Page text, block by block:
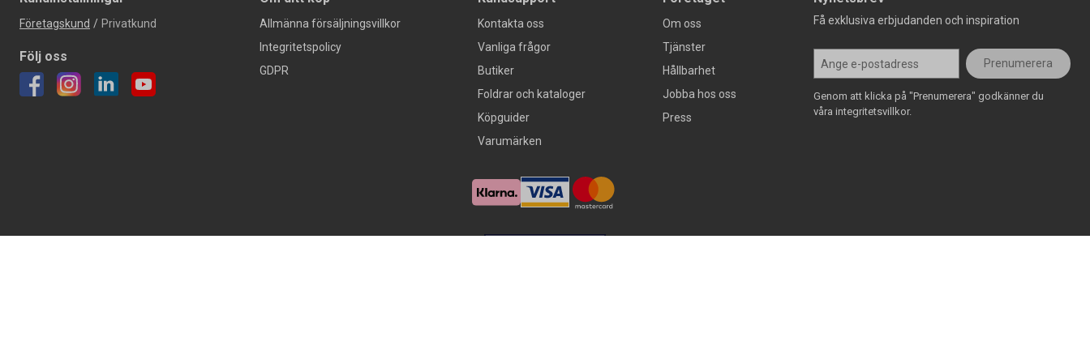
Företagskund / Privatkund
Följ oss
Allmänna försäljningsvillkor
Integritetspolicy
GDPR
Kontakta oss
Vanliga frågor
Butiker
Foldrar och kataloger
Köpguider
Varumärken
Om oss
Tjänster
Hållbarhet
Jobba hos oss
Press
Få exklusiva erbjudanden och inspiration
Prenumerera
Genom att klicka på "Prenumerera" godkänner du
våra integritetsvillkor.